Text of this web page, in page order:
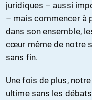
juridiques – aussi
– mais commencer à
dans son ensemble,
cœur même de notre
sans fin.
Une fois de plus,
ultime sans les